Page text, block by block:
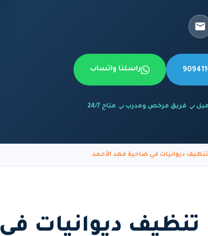
راسلنا واتساب
فريق مرخص ومدرب متاح 24/7
تنظيف ديوانيات في ضاحية فهد الأحمد
تنظيف ديوانيات